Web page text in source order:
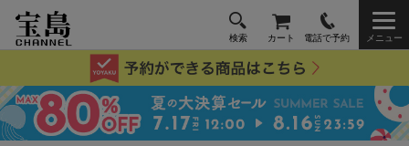
検索 カート 電話で予約 メニュー